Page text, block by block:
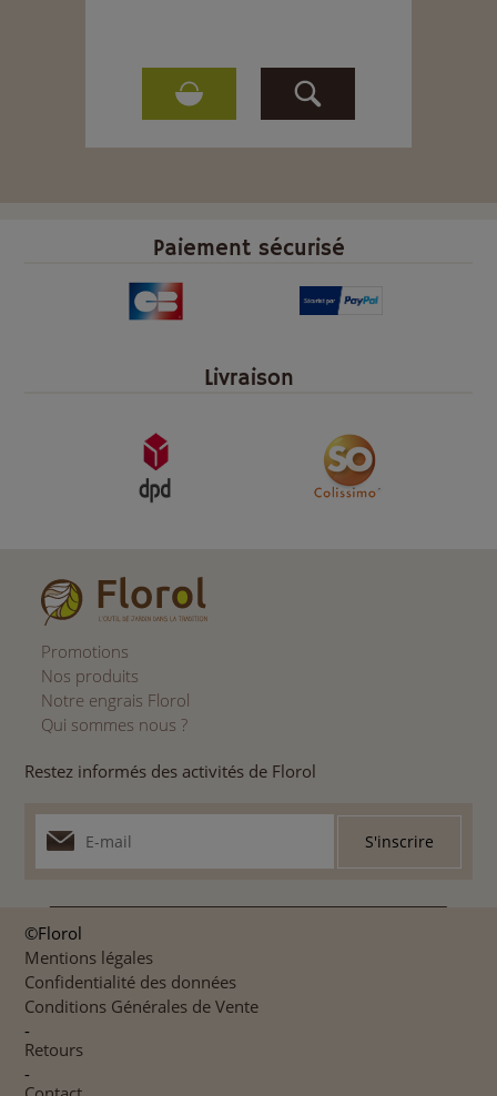
Paiement sécurisé
Livraison
Promotions
Nos produits
Notre engrais Florol
Qui sommes nous ?
Restez informés des activités de Florol
©Florol
Mentions légales
Confidentialité des données
Conditions Générales de Vente
-
Retours
-